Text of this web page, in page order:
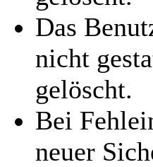
Das
nicht
gelöscht.
Bei
neuer